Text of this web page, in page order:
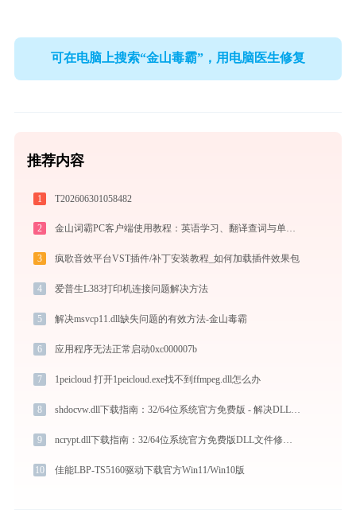
可在电脑上搜索“金山毒霸”，用电脑医生修复
推荐内容
1 T202606301058482
2 金山词霸PC客户端使用教程：英语学习、翻译查词与单词记忆的一站式语言助手
3 疯歌音效平台VST插件/补丁安装教程_如何加载插件效果包
4 爱普生L383打印机连接问题解决方法
5 解决msvcp11.dll缺失问题的有效方法-金山毒霸
6 应用程序无法正常启动0xc000007b
7 1peicloud 打开1peicloud.exe找不到ffmpeg.dll怎么办
8 shdocvw.dll下载指南：32/64位系统官方免费版 - 解决DLL缺失问题
9
10 佳能LBP-TS5160驱动下载官方Win11/Win10版